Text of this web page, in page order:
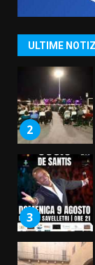
ULTIME
1
2
3